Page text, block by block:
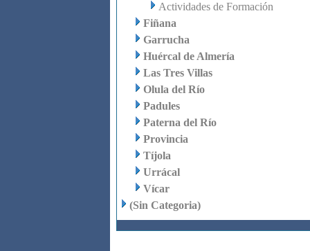
Actividades de Formación
Fiñana
Garrucha
Huércal de Almería
Las Tres Villas
Olula del Río
Padules
Paterna del Río
Provincia
Tíjola
Urrácal
Vícar
(Sin Categoria)